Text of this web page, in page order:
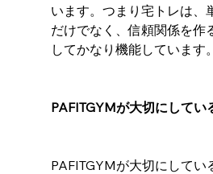
います。つまり宅トレは、
だけでなく、信頼関係を作
してかなり機能しています。
PAFITGYMが大切にしてい
PAFITGYMが大切にしてい